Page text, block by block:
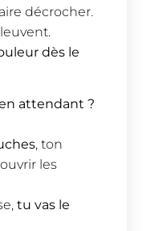
décrocher.
dès le
attendant ?
, ton
les
tu vas le